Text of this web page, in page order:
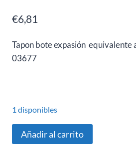
€6,81
Tapon bote expasión equivalente
03677
1 disponibles
Tapón
aceite
Añadir al carrito